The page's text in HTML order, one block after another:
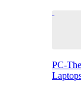
PC-